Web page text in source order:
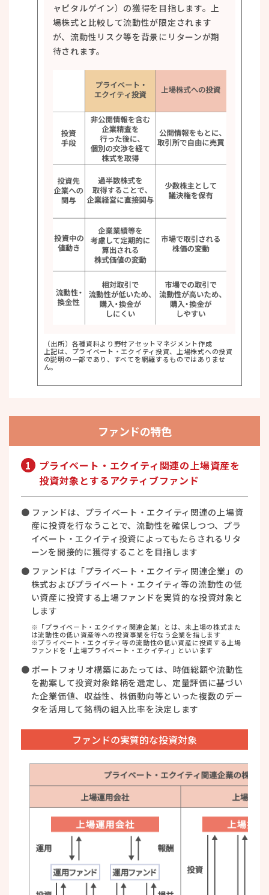
ャピタルゲイン）の獲得を目指します。上
場株式と比較して流動性が限定されます
が、流動性リスク等を背景にリターンが期
待されます。
（出所）各種資料より野村アセットマネジメント作成
上記は、プライベート・エクイティ投資、上場株式への投資
の説明の一部であり、すべてを網羅するものではありませ
ん。
ファンドの特色
1
プライベート・エクイティ関連の上場資産を
投資対象とするアクティブファンド
● ファンドは、プライベート・エクイティ関連の上場資
産に投資を行なうことで、流動性を確保しつつ、プラ
イベート・エクイティ投資によってもたらされるリタ
ーンを間接的に獲得することを目指します
● ファンドは「プライベート・エクイティ関連企業」の
株式およびプライベート・エクイティ等の流動性の低
い資産に投資する上場ファンドを実質的な投資対象と
します
※「プライベート・エクイティ関連企業」とは、未上場の株式また
は流動性の低い資産等への投資事業を行なう企業を指します
※プライベート・エクイティ等の流動性の低い資産に投資する上場
ファンドを「上場プライベート・エクイティ」といいます
● ポートフォリオ構築にあたっては、時価総額や流動性
を勘案して投資対象銘柄を選定し、定量評価に基づい
た企業価値、収益性、株価動向等といった複数のデー
タを活用して銘柄の組入比率を決定します
ファンドの実質的な投資対象